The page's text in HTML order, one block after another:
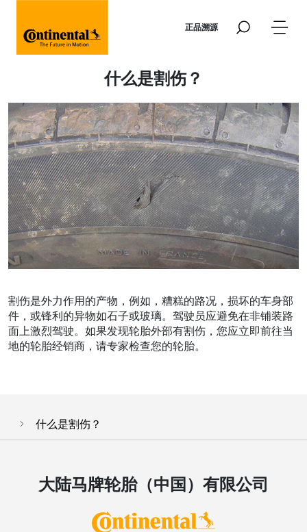
正品溯源
什么是割伤？
割伤是外力作用的产物，例如，糟糕的路况，损坏的车身部
件，或锋利的异物如石子或玻璃。驾驶员应避免在非铺装路
面上激烈驾驶。如果发现轮胎外部有割伤，您应立即前往当
地的轮胎经销商，请专家检查您的轮胎。
什么是割伤？
大陆马牌轮胎（中国）有限公司